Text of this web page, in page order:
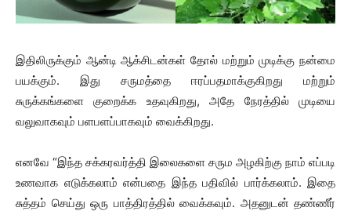
இதிலிருக்கும் ஆன்டி ஆக்சிடன்கள் தோல் மற்றும் முடிக்கு நன்மை
பயக்கும். இது சருமத்தை ஈரப்பதமாக்குகிறது மற்றும்
சுருக்கங்களை குறைக்க உதவுகிறது, அதே நேரத்தில் முடியை
வலுவாகவும் பளபளப்பாகவும் வைக்கிறது.
எனவே “இந்த சக்கரவர்த்தி இலைகளை சரும அழகிற்கு நாம் எப்படி
உணவாக எடுக்கலாம் என்பதை இந்த பதிவில் பார்க்கலாம். இதை
சுத்தம் செய்து ஒரு பாத்திரத்தில் வைக்கவும். அதனுடன் தண்ணீர்